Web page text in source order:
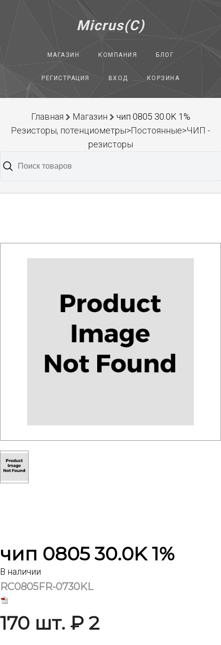
Micrus(C)
МАГАЗИН КОМПАНИЯ БЛОГ
РЕГИСТРАЦИЯ ВХОД КОРЗИНА
Главная Магазин
чип 0805 30.0K 1%
Резисторы, потенциометры>Постоянные>ЧИП -
резисторы
чип 0805 30.0K 1%
В наличии
RC0805FR-0730KL
170 шт. ₽ 2